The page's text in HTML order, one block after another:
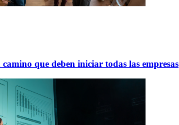
que deben iniciar todas las empresas